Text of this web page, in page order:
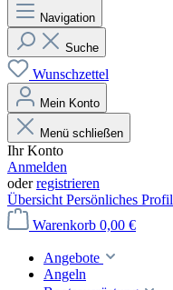
Navigation
Suche
Wunschzettel
Mein Konto
Menü schließen
Ihr Konto
Anmelden
oderregistrieren
Übersicht Persönliches Profil
Warenkorb 0,00 €
Angebote
Angeln